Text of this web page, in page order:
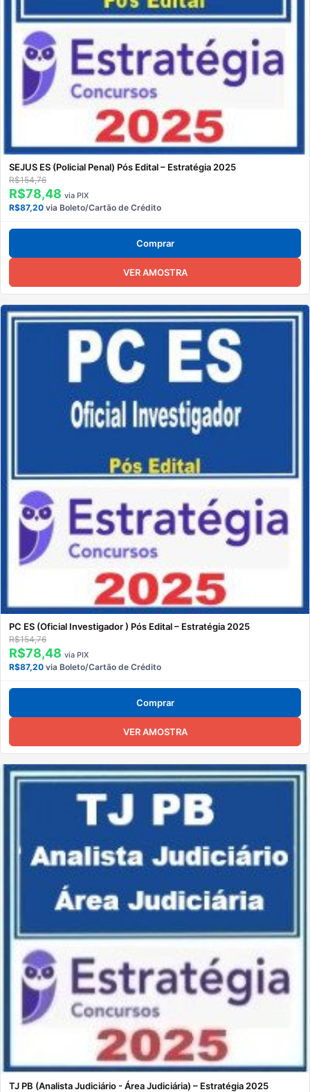
SEJUS ES (Policial Penal) Pós Edital – Estratégia 2025
R$154,76
R$78,48 via PIX
R$87,20 via Boleto/Cartão de Crédito
Comprar
VER AMOSTRA
PC ES (Oficial Investigador ) Pós Edital – Estratégia 2025
R$154,76
R$78,48 via PIX
R$87,20 via Boleto/Cartão de Crédito
Comprar
VER AMOSTRA
TJ PB (Analista Judiciário - Área Judiciária) – Estratégia 2025